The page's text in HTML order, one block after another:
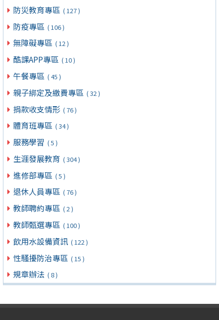
防災教育專區 ( 127 )
防疫專區 ( 106 )
無障礙專區 ( 12 )
酷課APP專區 ( 10 )
午餐專區 ( 45 )
親子綁定及繳費專區 ( 32 )
捐款收支情形 ( 76 )
體育班專區 ( 34 )
服務學習 ( 5 )
生涯發展教育 ( 304 )
進修部專區 ( 5 )
退休人員專區 ( 76 )
教師聘約專區 ( 2 )
教師甄選專區 ( 100 )
飲用水設備資訊 ( 122 )
性騷擾防治專區 ( 15 )
規章辦法 ( 8 )